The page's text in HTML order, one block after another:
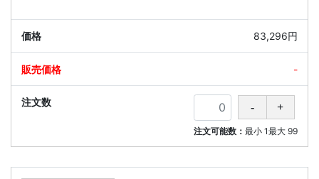
83,296円
-
注文可能数： 最小 1最大 99